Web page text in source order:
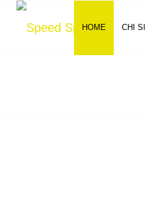
HOME CHI